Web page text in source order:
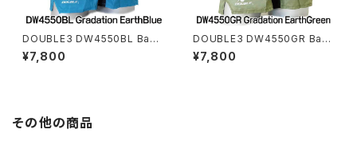
DOUBLE3 DW4550BL Basi
c Gradation EarthBlueラン
ニングパンツマルチポケット（イ
¥7,800
DOUBLE3 DW4550GR Basi
c Gradation EarthGreenラン
ニングパンツマルチポケット（イ
¥7,800
その他の商品